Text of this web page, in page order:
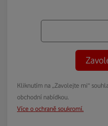
Kliknutím na „Zavolejte mi“
obchodní nabídkou.
Více o ochraně soukromí.